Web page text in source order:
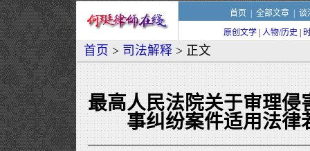
首页 全部文章| 谈
原创文学 人物/历史
首页 > 司法解释 > 正文
最高人民法院关于审理侵
事纠纷案件适用法律